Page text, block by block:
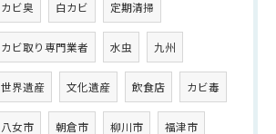
カビ臭 白カビ 定期清掃
カビ取り専門業者 水虫 九州
世界遺産 文化遺産 飲食店 カビ毒
八女市 朝倉市 柳川市 福津市